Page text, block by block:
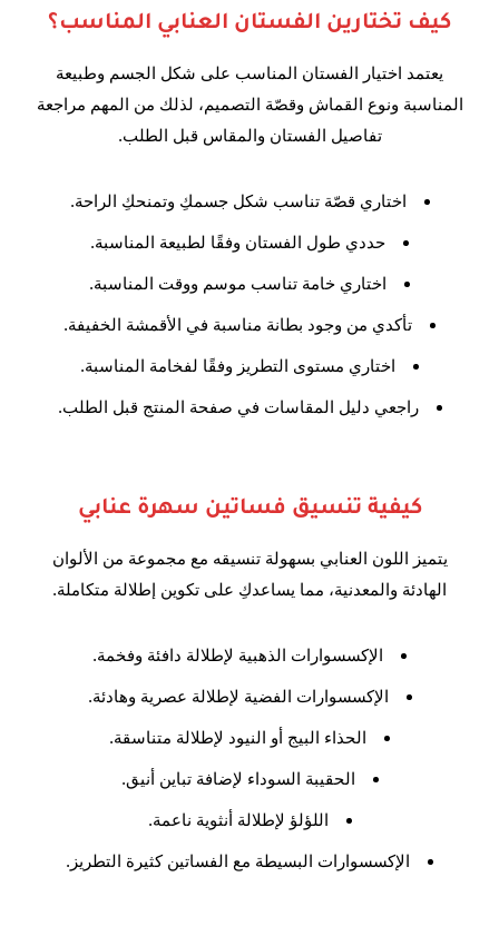
كيف تختارين الفستان العنابي المناسب؟
يعتمد اختيار الفستان المناسب على شكل الجسم وطبيعة
المناسبة ونوع القماش وقصّة التصميم، لذلك من المهم مراجعة
تفاصيل الفستان والمقاس قبل الطلب.
اختاري قصّة تناسب شكل جسمكِ وتمنحكِ الراحة.
حددي طول الفستان وفقًا لطبيعة المناسبة.
اختاري خامة تناسب موسم ووقت المناسبة.
تأكدي من وجود بطانة مناسبة في الأقمشة الخفيفة.
اختاري مستوى التطريز وفقًا لفخامة المناسبة.
راجعي دليل المقاسات في صفحة المنتج قبل الطلب.
كيفية تنسيق فساتين سهرة عنابي
يتميز اللون العنابي بسهولة تنسيقه مع مجموعة من الألوان
الهادئة والمعدنية، مما يساعدكِ على تكوين إطلالة متكاملة.
الإكسسوارات الذهبية لإطلالة دافئة وفخمة.
الإكسسوارات الفضية لإطلالة عصرية وهادئة.
الحذاء البيج أو النيود لإطلالة متناسقة.
الحقيبة السوداء لإضافة تباين أنيق.
اللؤلؤ لإطلالة أنثوية ناعمة.
الإكسسوارات البسيطة مع الفساتين كثيرة التطريز.